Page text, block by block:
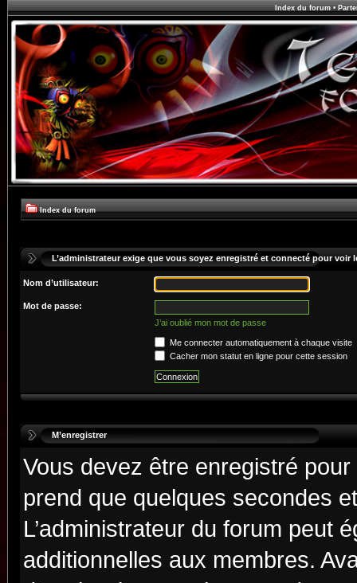
Index du forum•
Index du forum
L’administrateur exige que vous soyez enregistré et connecté pour voir
Nom d’utilisateur:
Mot de passe:
J’ai oublié mon mot de passe
Me connecter automatiquement à chaque visite
Cacher mon statut en ligne pour cette session
M’enregistrer
Vous devez être enregistré
prend que quelques secondes
L’administrateur du forum peut
additionnelles aux membres.